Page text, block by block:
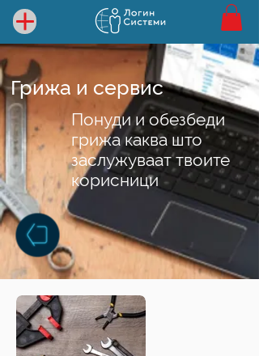
Грижа и сервис
Понуди и обезбеди
грижа каква што
заслужуваат твоите
корисници